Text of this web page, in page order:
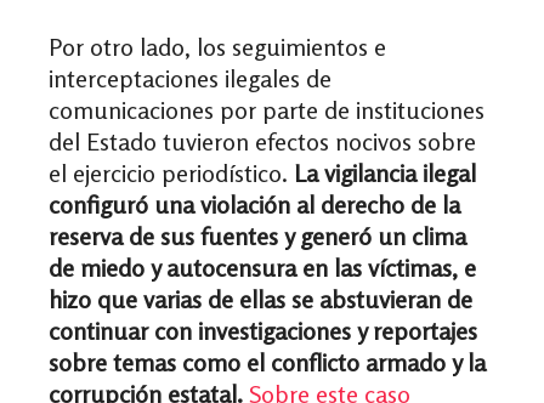
Por otro lado, los seguimientos e
interceptaciones ilegales de
comunicaciones por parte de instituciones
del Estado tuvieron efectos nocivos sobre
el ejercicio periodístico. La vigilancia ilegal
configuró una violación al derecho de la
reserva de sus fuentes y generó un clima
de miedo y autocensura en las víctimas, e
hizo que varias de ellas se abstuvieran de
continuar con investigaciones y reportajes
sobre temas como el conflicto armado y la
corrupción estatal. Sobre este caso